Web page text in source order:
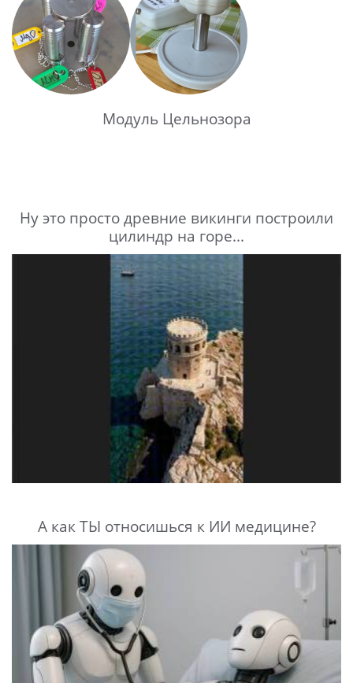
Модуль Цельнозора
Ну это просто древние викинги построили
цилиндр на горе...
А как ТЫ относишься к ИИ медицине?